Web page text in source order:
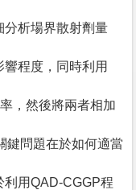
分析場界散射劑量
程度，同時利用
，然後將兩者相加
鍵問題在於如何適當
用QAD-CGGP程